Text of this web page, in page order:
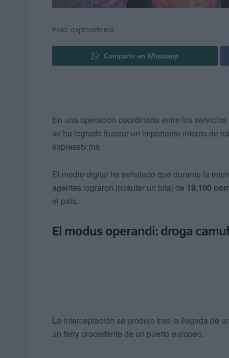
Foto: expresstv.ma
Compartir en Whatsapp
En una operación coordinada entre los servicios
se ha logrado frustrar un importante intento de
expresstv.ma.
El medio digital ha señalado que durante la
agentes lograron incautar un total de 19.100
el país.
El modus operandi: droga
La interceptación se produjo tras la llegada de
un ferry procedente de un puerto europeo.